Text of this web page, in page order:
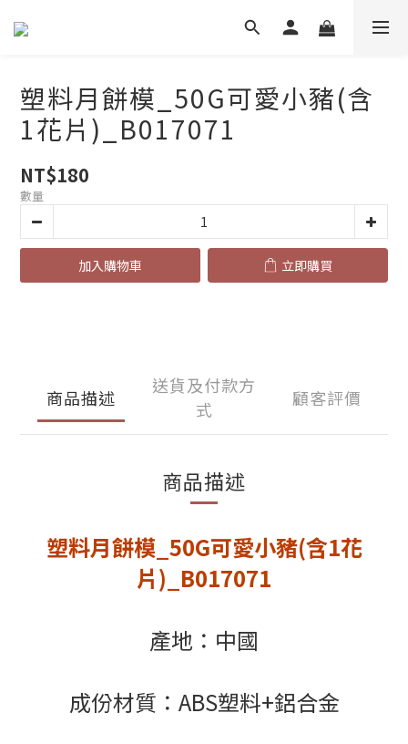
塑料月餅模_50G可愛小豬(含
1花片)_B017071
NT$180
數量
加入購物車 立即購買
商品描述
送貨及付款方
式
顧客評價
商品描述
塑料月餅模_50G可愛小豬(含1花
片)_B017071
產地：中國
成份材質：ABS塑料+鋁合金